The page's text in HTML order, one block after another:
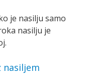
je nasilju samo
nasilju je
nasiljem